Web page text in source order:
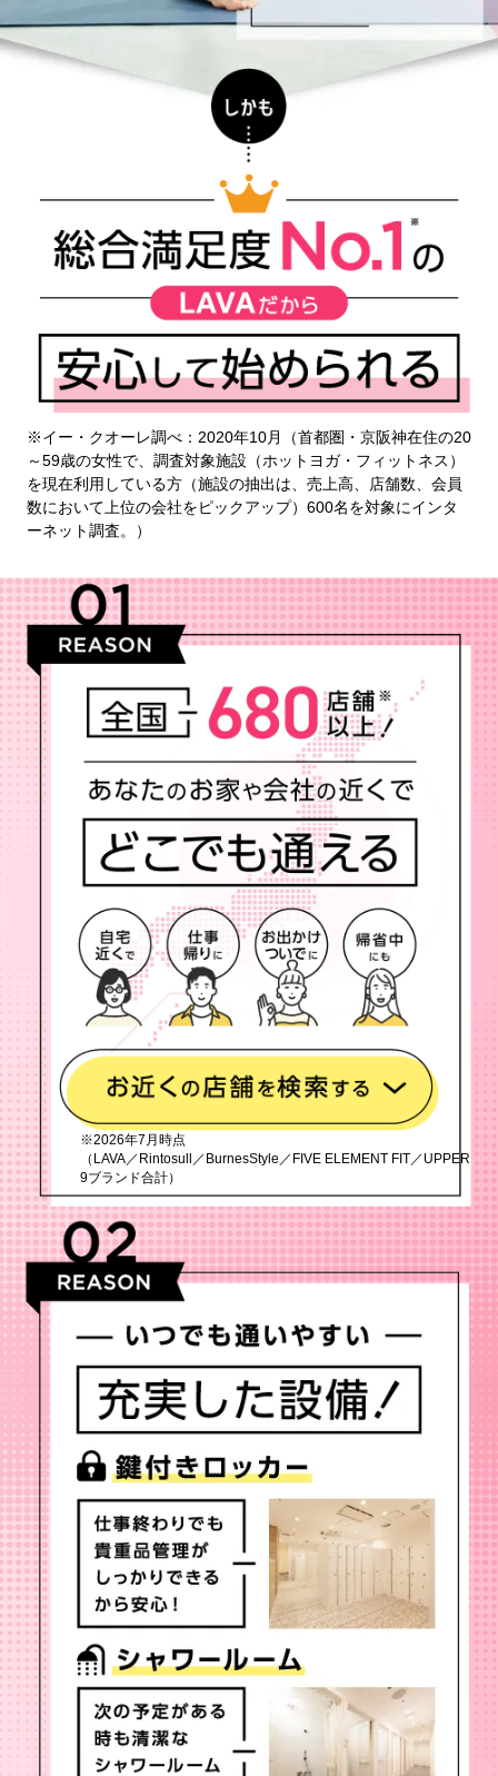
※イー・クオーレ調べ：2020年10月（首都圏・京阪神在住の20
～59歳の女性で、調査対象施設（ホットヨガ・フィットネス）
を現在利用している方（施設の抽出は、売上高、店舗数、会員
数において上位の会社をピックアップ）600名を対象にインタ
ーネット調査。）
※2026年7月時点
（LAVA／Rintosull／BurnesStyle／FIVE ELEMENT FIT／UPPER
9ブランド合計）